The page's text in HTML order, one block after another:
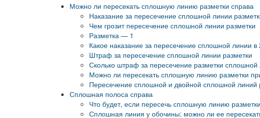
Можно ли пересекать сплошную линию разметки справа
Наказание за пересечение сплошной линии
Чем грозит пересечение сплошной линии разметки
Разметка — 1
Какое наказание за пересечение сплошной линии в
Штраф за пересечение сплошной линии разметки
Сколько штраф за пересечение разметки сплошной
Можно ли пересекать сплошную линию разметки
Пересечение сплошной и двойной сплошной линий
Сплошная полоса справа
Что будет, если пересечь сплошную линию
Сплошная линия у обочины: можно ли ее